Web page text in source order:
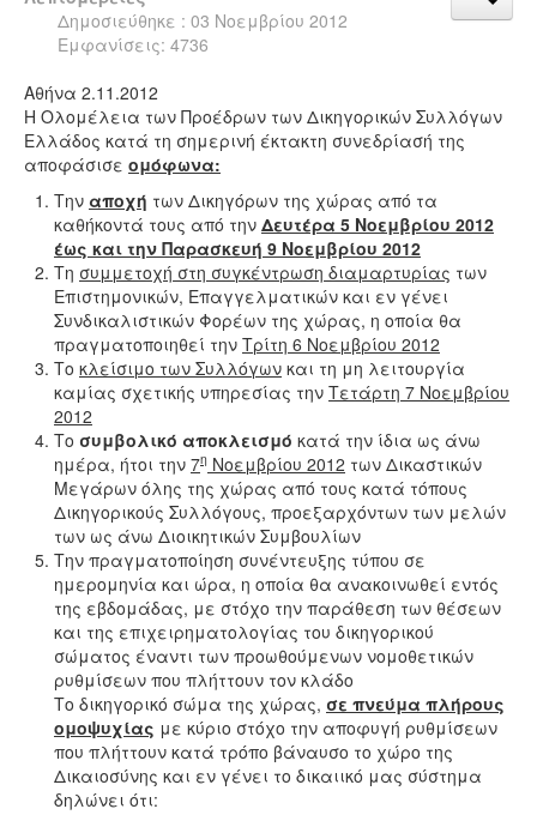
Δημοσιεύθηκε : 03 Νοεμβρίου 2012
Εμφανίσεις: 4736
Αθήνα 2.11.2012
Η Ολομέλεια των Προέδρων των Δικηγορικών Συλλόγων
Ελλάδος κατά τη σημερινή έκτακτη συνεδρίασή της
αποφάσισε ομόφωνα:
Την αποχή των Δικηγόρων της χώρας από τα
καθήκοντά τους από την Δευτέρα 5 Νοεμβρίου 2012
έως και την Παρασκευή 9 Νοεμβρίου 2012
Τη συμμετοχή στη συγκέντρωση διαμαρτυρίας των
Επιστημονικών, Επαγγελματικών και εν γένει
Συνδικαλιστικών Φορέων της χώρας, η οποία θα
πραγματοποιηθεί την Τρίτη 6 Νοεμβρίου 2012
Το κλείσιμο των Συλλόγων και τη μη λειτουργία
καμίας σχετικής υπηρεσίας την Τετάρτη 7 Νοεμβρίου
2012
Το συμβολικό αποκλεισμό κατά την ίδια ως άνω
ημέρα, ήτοι την 7η Νοεμβρίου 2012 των Δικαστικών
Μεγάρων όλης της χώρας από τους κατά τόπους
Δικηγορικούς Συλλόγους, προεξαρχόντων των μελών
των ως άνω Διοικητικών Συμβουλίων
Την πραγματοποίηση συνέντευξης τύπου σε
ημερομηνία και ώρα, η οποία θα ανακοινωθεί εντός
της εβδομάδας, με στόχο την παράθεση των θέσεων
και της επιχειρηματολογίας του δικηγορικού
σώματος έναντι των προωθούμενων νομοθετικών
ρυθμίσεων που πλήττουν τον κλάδο
Το δικηγορικό σώμα της χώρας, σε πνεύμα πλήρους
ομοψυχίας με κύριο στόχο την αποφυγή ρυθμίσεων
που πλήττουν κατά τρόπο βάναυσο το χώρο της
Δικαιοσύνης και εν γένει το δικαιικό μας σύστημα
δηλώνει ότι: